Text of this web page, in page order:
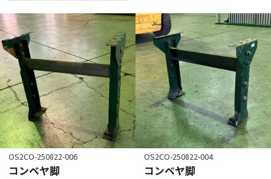
OS2CO-250822-006
コンベヤ脚
OS2CO-250822-004
コンベヤ脚